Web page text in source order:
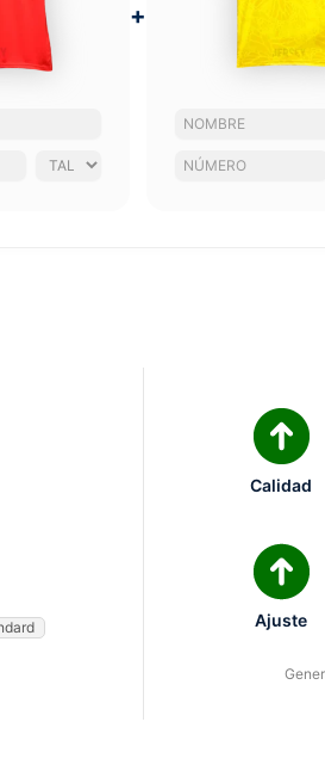
+
Calidad
Ajuste